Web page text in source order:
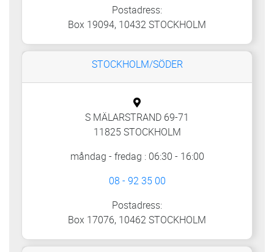
Postadress:
Box 19094, 10432 STOCKHOLM
STOCKHOLM/SÖDER
S MÄLARSTRAND 69-71
11825 STOCKHOLM
måndag - fredag : 06:30 - 16:00
08 - 92 35 00
Postadress:
Box 17076, 10462 STOCKHOLM